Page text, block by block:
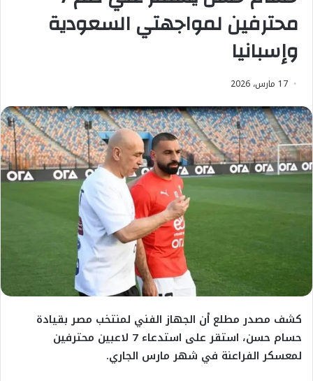
محترفين لمواجهتي السعودية
وإسبانيا
17 مارس، 2026
كشف مصدر مطلع أن الجهاز الفني لمنتخب مصر بقيادة
حسام حسن، استقر على استدعاء 7 لاعبين محترفين
لمعسكر الفراعنة في شهر مارس الجاري.